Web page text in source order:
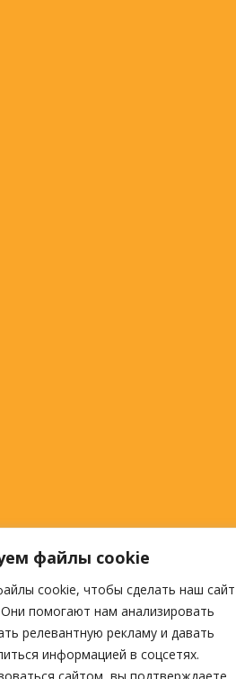
файлы cookie
cookie, чтобы сделать наш сайт
помогают нам анализировать
релевантную рекламу и давать
информацией в соцсетях.